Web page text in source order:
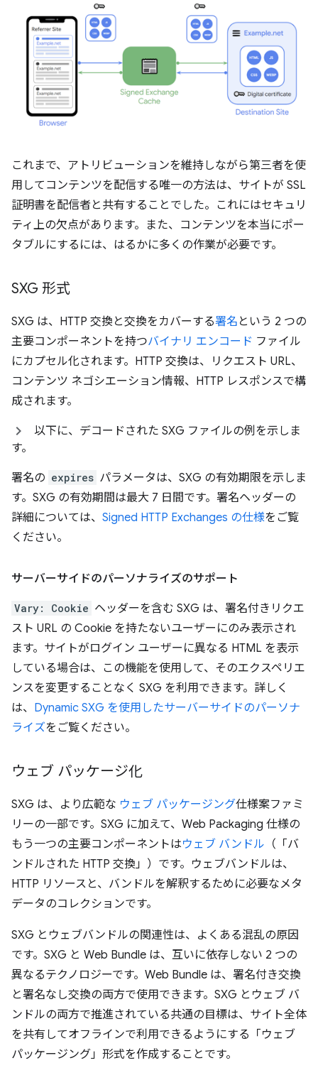
これまで、アトリビューションを維持しながら第三者を使
用してコンテンツを配信する唯一の方法は、サイトが SSL
証明書を配信者と共有することでした。これにはセキュリ
ティ上の欠点があります。また、コンテンツを本当にポー
タブルにするには、はるかに多くの作業が必要です。
SXG 形式
SXG は、HTTP 交換と交換をカバーする署名 という 2 つの
主要コンポーネントを持つバイナリ エンコード ファイル
にカプセル化されます。HTTP 交換は、リクエスト URL、
コンテンツ ネゴシエーション情報、HTTP レスポンスで構
成されます。
以下に、デコードされた SXG ファイルの例を示しま
す。
署名の expires パラメータは、SXG の有効期限を示しま
す。SXG の有効期間は最大 7 日間です。署名ヘッダーの
詳細については、 Signed HTTP Exchanges の仕様をご覧
ください。
サーバーサイドのパーソナライズのサポート
Vary: Cookie ヘッダーを含む SXG は、署名付きリクエ
スト URL の Cookie を持たないユーザーにのみ表示され
ます。サイトがログイン ユーザーに異なる HTML を表示
している場合は、この機能を使用して、そのエクスペリエ
ンスを変更することなく SXG を利用できます。詳しく
は、 Dynamic SXG を使用したサーバーサイドのパーソナ
ライズをご覧ください。
ウェブ パッケージ化
SXG は、より広範な ウェブ パッケージング仕様案ファミ
リーの一部です。SXG に加えて、Web Packaging 仕様の
もう一つの主要コンポーネントはウェブ バンドル （「バ
ンドルされた HTTP 交換」）です。ウェブバンドルは、
HTTP リソースと、バンドルを解釈するために必要なメタ
データのコレクションです。
SXG とウェブバンドルの関連性は、よくある混乱の原因
です。SXG と Web Bundle は、互いに依存しない 2 つの
異なるテクノロジーです。Web Bundle は、署名付き交換
と署名なし交換の両方で使用できます。SXG とウェブ バ
ンドルの両方で推進されている共通の目標は、サイト全体
を共有してオフラインで利用できるようにする「ウェブ
パッケージング」形式を作成することです。